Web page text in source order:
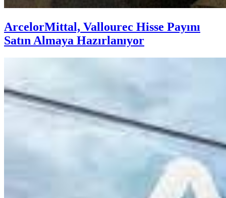
ArcelorMittal, Vallourec Hisse Payını
Satın Almaya Hazırlanıyor